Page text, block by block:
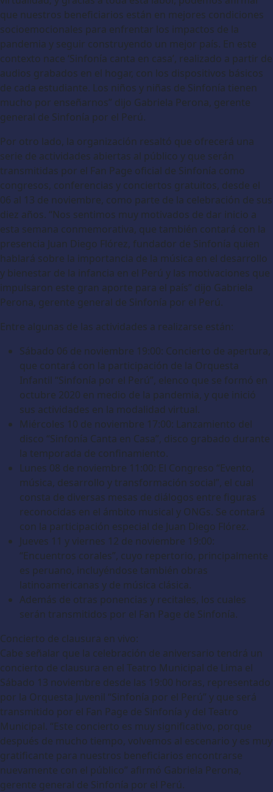
que nuestros beneficiarios están en mejores condiciones
socioemocionales para enfrentar los impactos de la
pandemia y seguir construyendo un mejor país. En este
contexto nace ‘Sinfonía canta en casa’, realizado a partir de
audios grabados en el hogar, con los dispositivos básicos
de cada estudiante. Los niños y niñas de Sinfonía tienen
mucho por enseñarnos” dijo Gabriela Perona, gerente
general de Sinfonía por el Perú.
Por otro lado, la organización resaltó que ofrecerá una
serie de actividades abiertas al público y que serán
transmitidas por el Fan Page oficial de Sinfonía como
congresos, conferencias y conciertos gratuitos, desde el
06 al 13 de noviembre, como parte de la celebración de sus
diez años. “Nos sentimos muy motivados de dar inicio a
esta semana conmemorativa, que también contará con la
presencia Juan Diego Flórez, fundador de Sinfonía quien
hablará sobre la importancia de la música en el desarrollo
y bienestar de la infancia en el Perú y las motivaciones que
impulsaron este gran aporte para el país” dijo Gabriela
Perona, gerente general de Sinfonía por el Perú.
Entre algunas de las actividades a realizarse están:
Sábado 06 de noviembre 19:00: Concierto de apertura,
que contará con la participación de la Orquesta
Infantil “Sinfonía por el Perú”, elenco que se formó en
octubre 2020 en medio de la pandemia, y que inició
sus actividades en la modalidad virtual.
Miércoles 10 de noviembre 17:00: Lanzamiento del
disco “Sinfonía Canta en Casa”, disco grabado durante
la temporada de confinamiento.
Lunes 08 de noviembre 11:00: El Congreso “Evento,
música, desarrollo y transformación social”, el cual
consta de diversas mesas de diálogos entre figuras
reconocidas en el ámbito musical y ONGs. Se contará
con la participación especial de Juan Diego Flórez.
Jueves 11 y viernes 12 de noviembre 19:00:
“Encuentros corales”, cuyo repertorio, principalmente
es peruano, incluyéndose también obras
latinoamericanas y de música clásica.
Además de otras ponencias y recitales, los cuales
serán transmitidos por el Fan Page de Sinfonía.
Concierto de clausura en vivo:
Cabe señalar que la celebración de aniversario tendrá un
concierto de clausura en el Teatro Municipal de Lima el
Sábado 13 noviembre desde las 19:00 horas, representado
por la Orquesta Juvenil “Sinfonía por el Perú” y que será
transmitido por el Fan Page de Sinfonía y del Teatro
Municipal. “Este concierto es muy significativo, porque
después de mucho tiempo, volvemos al escenario y es muy
gratificante para nuestros beneficiarios encontrarse
nuevamente con el público” afirmó Gabriela Perona,
gerente general de Sinfonía por el Perú.